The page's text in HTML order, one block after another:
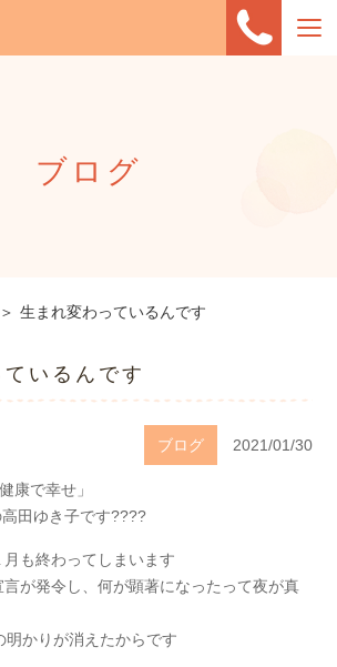
ブログ
生まれ変わっているんです
いるんです
ブログ 2021/01/30
康で幸せ」
田ゆき子です????
も終わってしまいます
言が発令し、何が顕著になったって夜が真
明かりが消えたからです